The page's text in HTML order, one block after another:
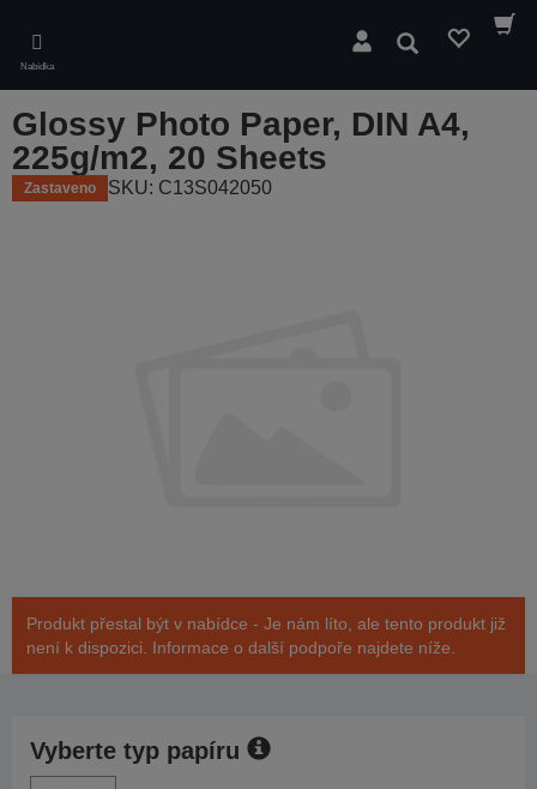
main
content
Nabídka
Hledat
Glossy Photo Paper, DIN A4,
225g/m2, 20 Sheets
Zastaveno SKU: C13S042050
Produkt přestal být v nabídce - Je nám líto, ale tento produkt již
není k dispozici. Informace o další podpoře najdete níže.
Vyberte typ papíru